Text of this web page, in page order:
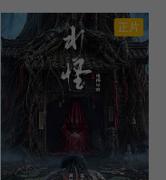
正片